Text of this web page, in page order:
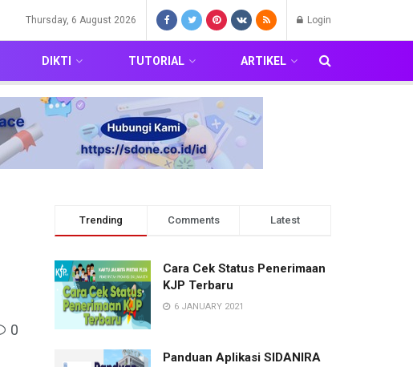
Thursday, 6 August 2026 Login
DIKTI TUTORIAL ARTIKEL
0
Trending Comments Latest
Cara Cek Status Penerimaan
KJP Terbaru
6 JANUARY 2021
Panduan Aplikasi SIDANIRA